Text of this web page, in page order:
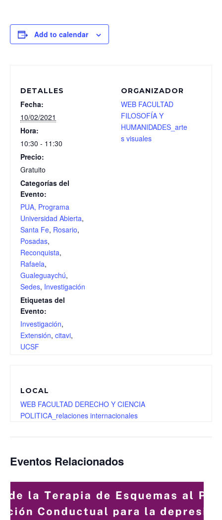
Add to calendar
DETALLES
Fecha:
10/02/2021
Hora:
10:30 - 11:30
Precio:
Gratuito
Categorías del
Evento:
PUA, Programa
Universidad Abierta,
Santa Fe, Rosario,
Posadas,
Reconquista,
Rafaela,
Gualeguaychú,
Sedes, Investigación
Etiquetas del
Evento:
Investigación,
Extensión, citavi,
UCSF
ORGANIZADOR
WEB FACULTAD
FILOSOFÍA Y
HUMANIDADES_arte
s visuales
LOCAL
WEB FACULTAD DERECHO Y CIENCIA
POLITICA_relaciones internacionales
Eventos Relacionados